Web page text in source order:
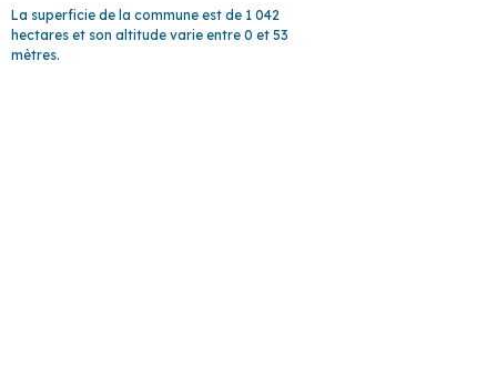
La superficie de la commune est de 1 042
hectares et son altitude varie entre 0 et 53
mètres.